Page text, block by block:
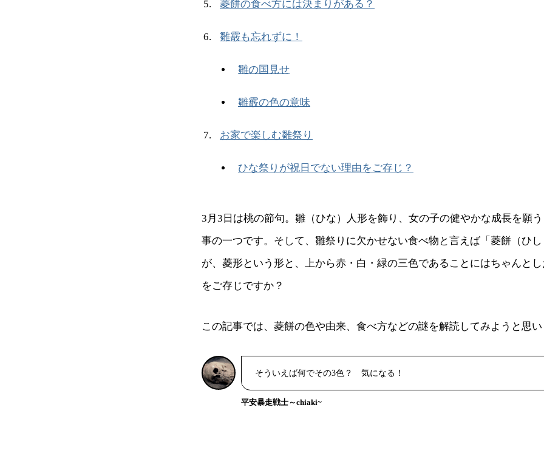
菱餅の食べ方には決まりがある？
雛霰も忘れずに！
雛の国見せ
雛霰の色の意味
お家で楽しむ雛祭り
ひな祭りが祝日でない理由をご存じ？
3月3日は桃の節句。雛（ひな）人形を飾り、女の子の健やかな成長を願
事の一つです。そして、雛祭りに欠かせない食べ物と言えば「菱餅（ひ
が、菱形という形と、上から赤・白・緑の三色であることにはちゃんと
をご存じですか？
この記事では、菱餅の色や由来、食べ方などの謎を解読してみようと思い
そういえば何でその3色？ 気になる！
平安暴走戦士～chiaki~